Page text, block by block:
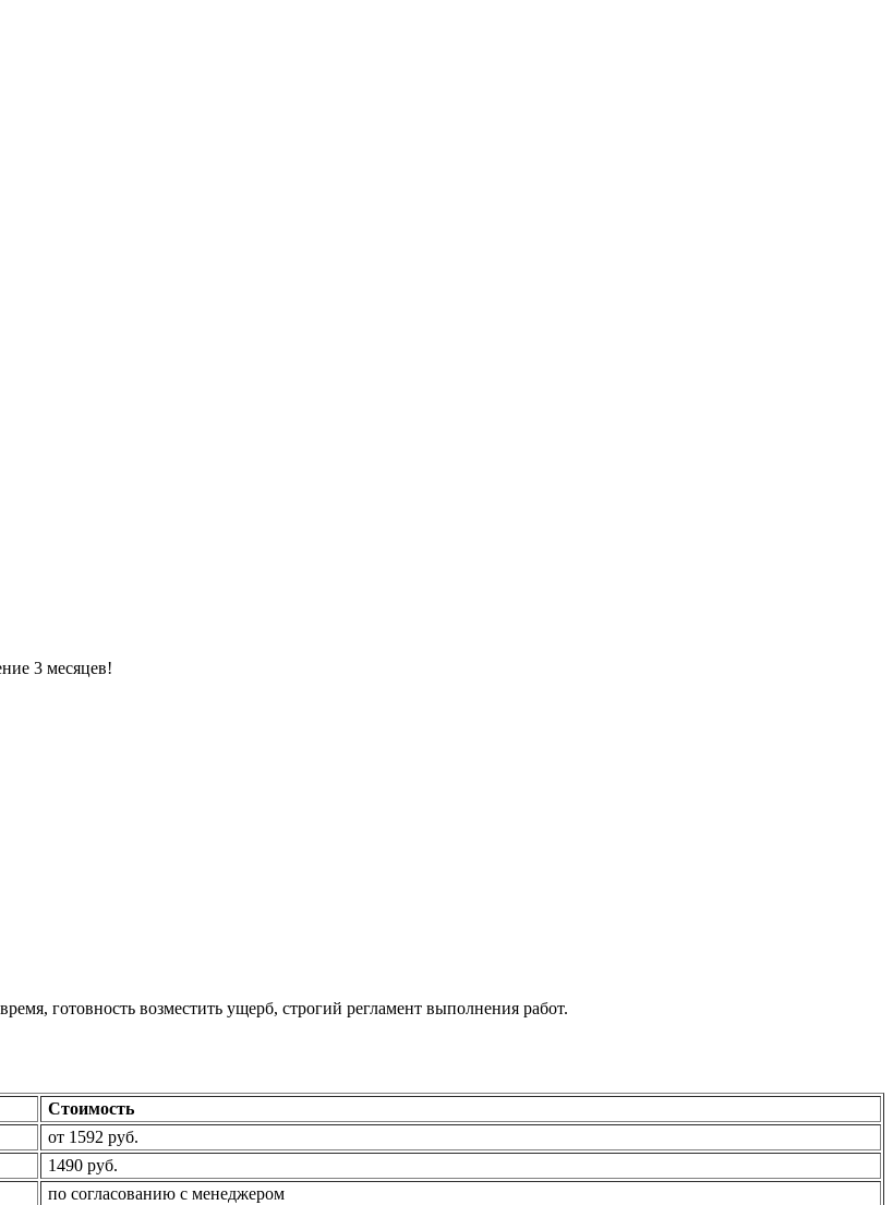
3 месяцев!
готовность возместить ущерб, строгий регламент выполнения работ.
Стоимость
от 1592 руб.
1490 руб.
по согласованию с менеджером